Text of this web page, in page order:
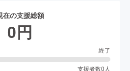
在の支援総額
0円
終了
支援者数0 人